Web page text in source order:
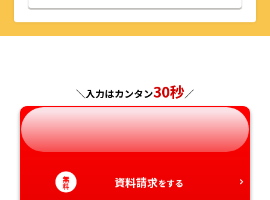
山形県
千葉県
神奈川県
福井県
長野県
岐阜県
静岡県
愛知県
京都府
兵庫県
奈良県
和歌山県
島根県
広島県
山口県
香川県
福岡県
長崎県
熊本県
宮崎県
＼入力はカンタン30秒／
無
料 資料請求をする